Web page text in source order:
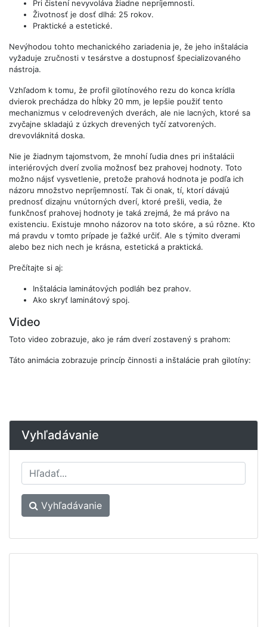
Pri čistení nevyvoláva žiadne nepríjemnosti.
Životnosť je dosť dlhá: 25 rokov.
Praktické a estetické.
Nevýhodou tohto mechanického zariadenia je, že jeho inštalácia
vyžaduje zručnosti v tesárstve a dostupnosť špecializovaného
nástroja.
Vzhľadom k tomu, že profil gilotínového rezu do konca krídla
dvierok prechádza do hĺbky 20 mm, je lepšie použiť tento
mechanizmus v celodrevených dverách, ale nie lacných, ktoré sa
zvyčajne skladajú z úzkych drevených tyčí zatvorených.
drevovláknitá doska.
Nie je žiadnym tajomstvom, že mnohí ľudia dnes pri inštalácii
interiérových dverí zvolia možnosť bez prahovej hodnoty. Toto
možno nájsť vysvetlenie, pretože prahová hodnota je podľa ich
názoru množstvo nepríjemností. Tak či onak, tí, ktorí dávajú
prednosť dizajnu vnútorných dverí, ktoré prešli, vedia, že
funkčnosť prahovej hodnoty je taká zrejmá, že má právo na
existenciu. Existuje mnoho názorov na toto skóre, a sú rôzne. Kto
má pravdu v tomto prípade je ťažké určiť. Ale s týmito dverami
alebo bez nich nech je krásna, estetická a praktická.
Prečítajte si aj:
Inštalácia laminátových podláh bez prahov.
Ako skryť laminátový spoj.
Video
Toto video zobrazuje, ako je rám dverí zostavený s prahom:
Táto animácia zobrazuje princíp činnosti a inštalácie prah gilotíny:
Vyhľadávanie
Vyhľadávanie